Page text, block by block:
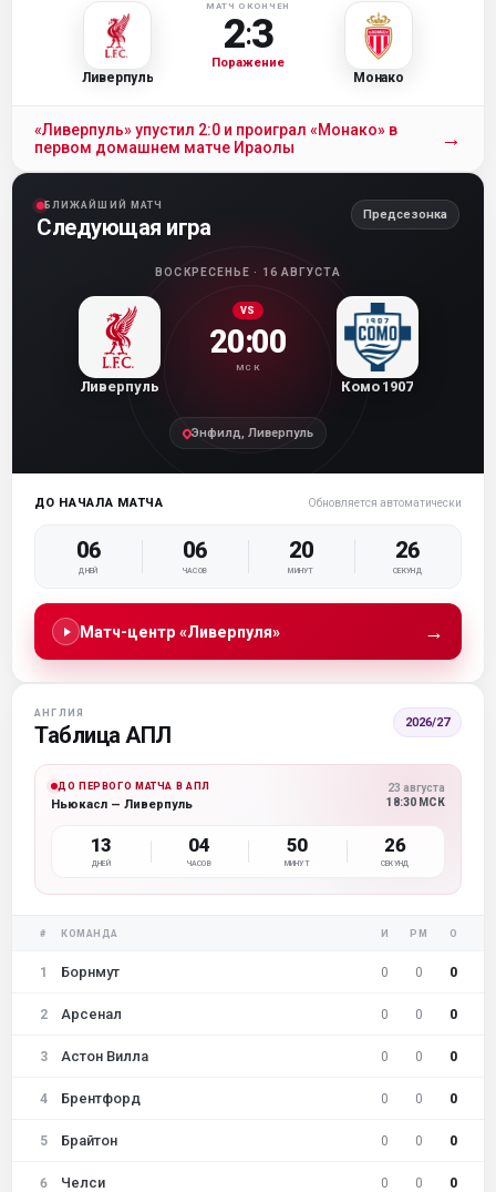
Ливерпуль
МАТЧ ОКОНЧЕН
2:3
Поражение
Монако
«Ливерпуль» упустил 2:0 и проиграл «Монако» в
первом домашнем матче Ираолы
→
БЛИЖАЙШИЙ МАТЧ
Следующая игра Предсезонка
ВОСКРЕСЕНЬЕ · 16 АВГУСТА
Ливерпуль
VS
20:00
МСК
Комо 1907
Энфилд, Ливерпуль
ДО НАЧАЛА МАТЧА Обновляется автоматически
06
ДНЕЙ
06
ЧАСОВ
20
МИНУТ
26
СЕКУНД
Матч-центр «Ливерпуля» →
АНГЛИЯ
Таблица АПЛ 2026/27
ДО ПЕРВОГО МАТЧА В АПЛ
Ньюкасл — Ливерпуль
23 августа
18:30 МСК
13
ДНЕЙ
04
ЧАСОВ
50
МИНУТ
26
СЕКУНД
# КОМАНДА И РМ О
1 Борнмут 0 0 0
2 Арсенал 0 0 0
3 Астон Вилла 0 0 0
4 Брентфорд 0 0 0
5 Брайтон 0 0 0
6 Челси 0 0 0